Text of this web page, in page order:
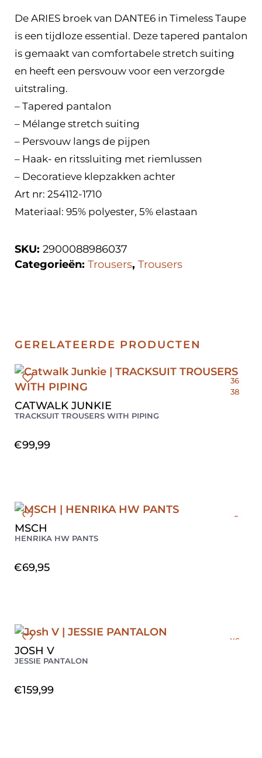
De ARIES broek van DANTE6 in Timeless Taupe
is een tijdloze essential. Deze tapered pantalon
is gemaakt van comfortabele stretch suiting
en heeft een persvouw voor een verzorgde
uitstraling.
– Tapered pantalon
– Mélange stretch suiting
– Persvouw langs de pijpen
– Haak- en ritssluiting met riemlussen
– Decoratieve klepzakken achter
Art nr: 254112-1710
Materiaal: 95% polyester, 5% elastaan
SKU: 2900088986037
Categorieën: Trousers, Trousers
GERELATEERDE PRODUCTEN
CATWALK JUNKIE
TRACKSUIT TROUSERS WITH PIPING
€99,99
36
38
MSCH
HENRIKA HW PANTS
€69,95
S
JOSH V
JESSIE PANTALON
€159,99
XS